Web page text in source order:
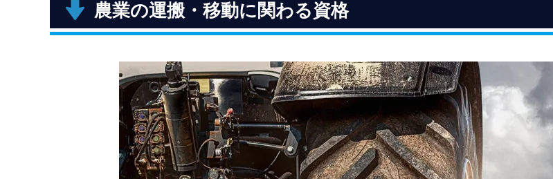
農業の運搬・移動に関わる資格